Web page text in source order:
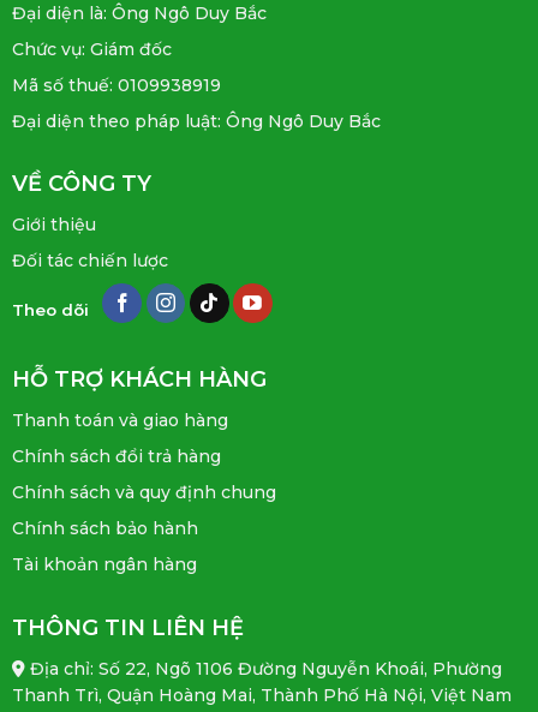
Đại diện là: Ông Ngô Duy Bắc
Chức vụ: Giám đốc
Mã số thuế: 0109938919
Đại diện theo pháp luật: Ông Ngô Duy Bắc
VỀ CÔNG TY
Giới thiệu
Đối tác chiến lược
Theo dõi
HỖ TRỢ KHÁCH HÀNG
Thanh toán và giao hàng
Chính sách đổi trả hàng
Chính sách và quy định chung
Chính sách bảo hành
Tài khoản ngân hàng
THÔNG TIN LIÊN HỆ
Địa chỉ: Số 22, Ngõ 1106 Đường Nguyễn Khoái, Phường
Thanh Trì, Quận Hoàng Mai, Thành Phố Hà Nội, Việt Nam